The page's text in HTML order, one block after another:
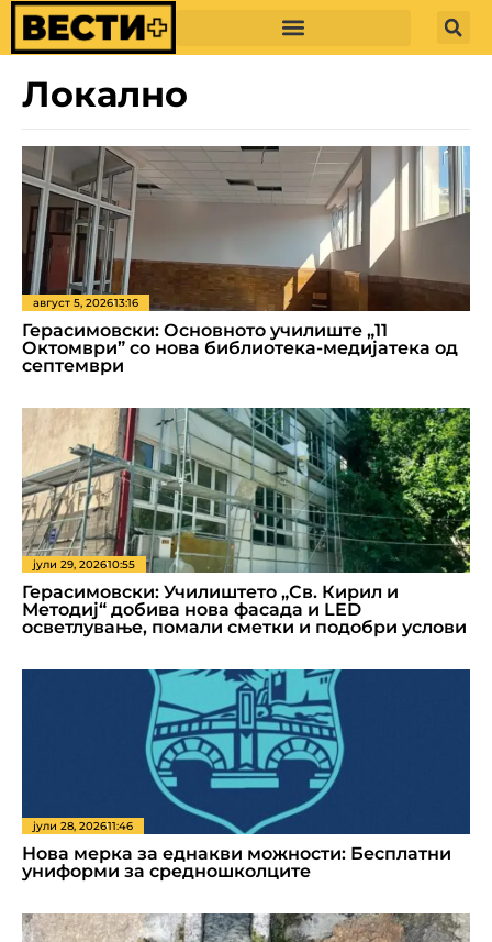
Локално
август 5, 202613:16
Герасимовски: Основното училиште „11
Октомври” со нова библиотека-медијатека од
септември
јули 29, 202610:55
Герасимовски: Училиштето „Св. Кирил и
Методиј“ добива нова фасада и LED
осветлување, помали сметки и подобри услови
јули 28, 202611:46
Нова мерка за еднакви можности: Бесплатни
униформи за средношколците